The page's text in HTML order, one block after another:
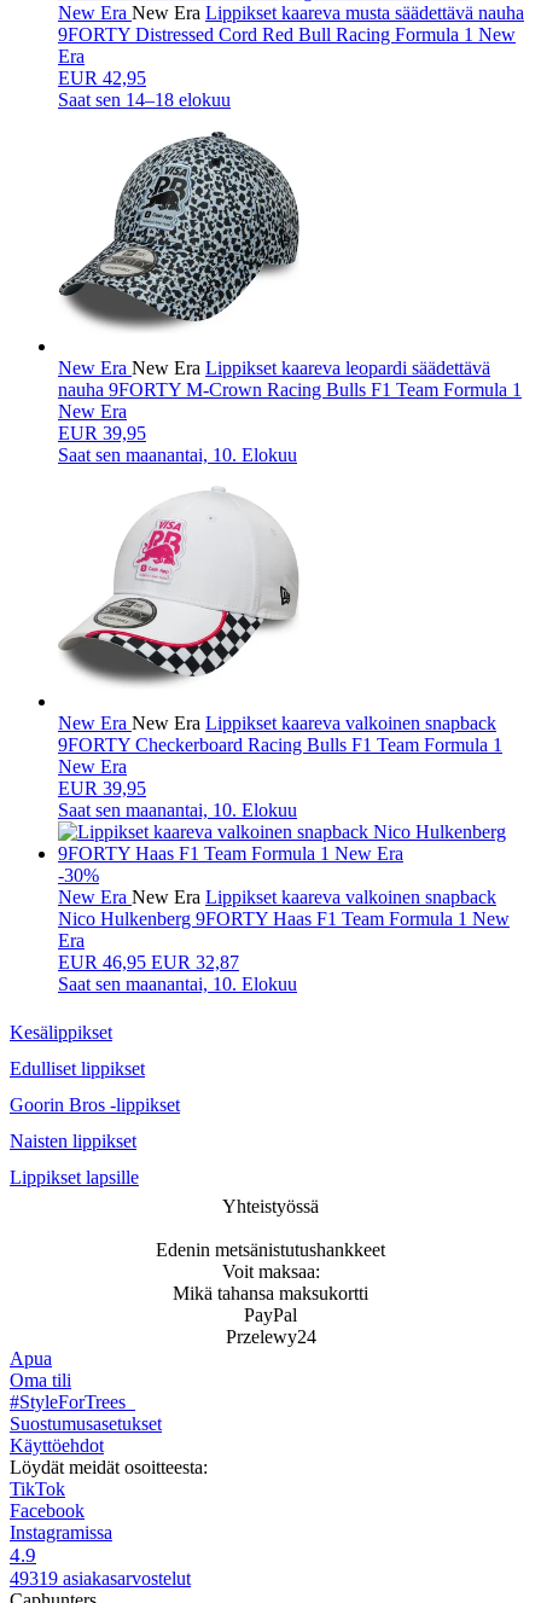
New Era New Era Lippikset kaareva musta säädettävä nauha
9FORTY Distressed Cord Red Bull Racing Formula 1 New
Era
EUR 42,95
Saat sen 14–18 elokuu
New Era New Era Lippikset kaareva leopardi säädettävä
nauha 9FORTY M-Crown Racing Bulls F1 Team Formula 1
New Era
EUR 39,95
Saat sen maanantai, 10. Elokuu
New Era New Era Lippikset kaareva valkoinen snapback
9FORTY Checkerboard Racing Bulls F1 Team Formula 1
New Era
EUR 39,95
Saat sen maanantai, 10. Elokuu
-30%
New Era New Era Lippikset kaareva valkoinen snapback
Nico Hulkenberg 9FORTY Haas F1 Team Formula 1 New
Era
EUR 46,95 EUR 32,87
Saat sen maanantai, 10. Elokuu
Kesälippikset
Edulliset lippikset
Goorin Bros -lippikset
Naisten lippikset
Lippikset lapsille
Yhteistyössä
Edenin metsänistutushankkeet
Voit maksaa:
Mikä tahansa maksukortti
PayPal
Przelewy24
Apua
Oma tili
#StyleForTrees
Suostumusasetukset
Käyttöehdot
Löydät meidät osoitteesta:
TikTok
Facebook
Instagramissa
4.9
49319 asiakasarvostelut